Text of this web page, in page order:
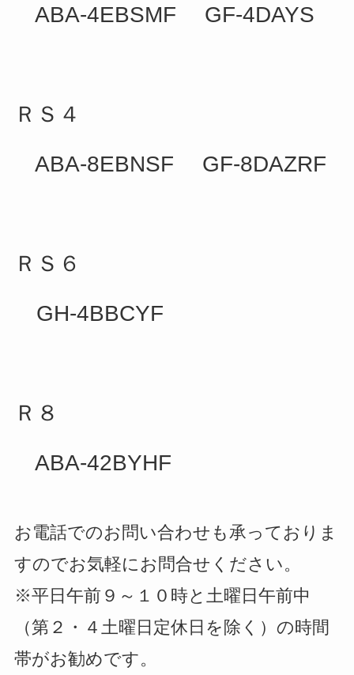
ABA-4EBSMF GF-4DAYS
ＲＳ４
ABA-8EBNSF GF-8DAZRF
ＲＳ６
GH-4BBCYF
Ｒ８
ABA-42BYHF
お電話でのお問い合わせも承っておりま
すのでお気軽にお問合せください。
※平日午前９～１０時と土曜日午前中
（第２・４土曜日定休日を除く）の時間
帯がお勧めです。